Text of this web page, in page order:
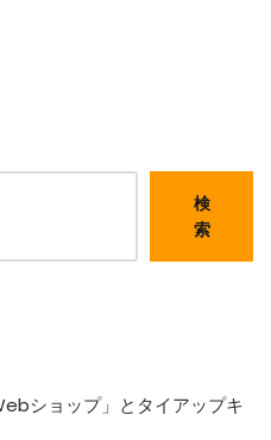
検
索
ショップ」とタイアップキ